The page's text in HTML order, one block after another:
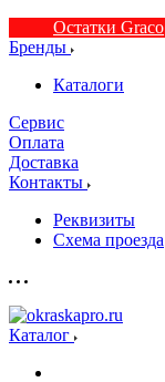
Остатки Graco
Бренды
Каталоги
Сервис
Оплата
Доставка
Контакты
Реквизиты
Схема проезда
Каталог